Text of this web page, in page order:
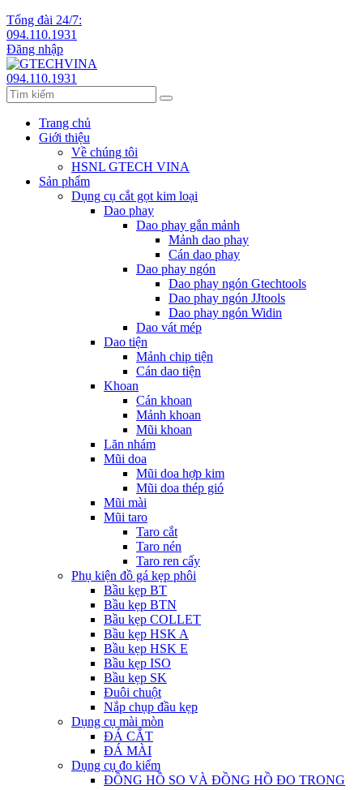
Tổng đài 24/7:
094.110.1931
Đăng nhập
094.110.1931
Trang chủ
Giới thiệu
Về chúng tôi
HSNL GTECH VINA
Sản phẩm
Dụng cụ cắt gọt kim loại
Dao phay
Dao phay gắn mảnh
Mảnh dao phay
Cán dao phay
Dao phay ngón
Dao phay ngón Gtechtools
Dao phay ngón JJtools
Dao phay ngón Widin
Dao vát mép
Dao tiện
Mảnh chip tiện
Cán dao tiện
Khoan
Cán khoan
Mảnh khoan
Mũi khoan
Lăn nhám
Mũi doa
Mũi doa hợp kim
Mũi doa thép gió
Mũi mài
Mũi taro
Taro cắt
Taro nén
Taro ren cấy
Phụ kiện đồ gá kẹp phôi
Bầu kẹp BT
Bầu kẹp BTN
Bầu kẹp COLLET
Bầu kẹp HSK A
Bầu kẹp HSK E
Bầu kẹp ISO
Bầu kẹp SK
Đuôi chuột
Nắp chụp đầu kẹp
Dụng cụ mài mòn
ĐÁ CẮT
ĐÁ MÀI
Dụng cụ đo kiểm
ĐỒNG HỒ SO VÀ ĐỒNG HỒ ĐO TRONG